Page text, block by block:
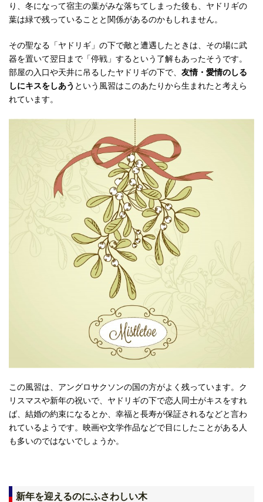
り、冬になって宿主の葉がみな落ちてしまった後も、ヤドリギの
葉は緑で残っていることと関係があるのかもしれません。
その聖なる「ヤドリギ」の下で敵と遭遇したときは、その場に武
器を置いて翌日まで「停戦」するという了解もあったそうです。
部屋の入口や天井に吊るしたヤドリギの下で、 友情・愛情のしる
しにキスをしあう という風習はこのあたりから生まれたと考えら
れています。
この風習は、アングロサクソンの国の方がよく残っています。ク
リスマスや新年の祝いで、ヤドリギの下で恋人同士がキスをすれ
ば、結婚の約束になるとか、幸福と長寿が保証されるなどと言わ
れているようです。映画や文学作品などで目にしたことがある人
も多いのではないでしょうか。
新年を迎えるのにふさわしい木